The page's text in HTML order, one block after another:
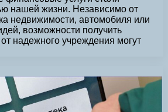
нашей жизни. Независимо от
недвижимости, автомобиля или
возможности получить
надежного учреждения могут